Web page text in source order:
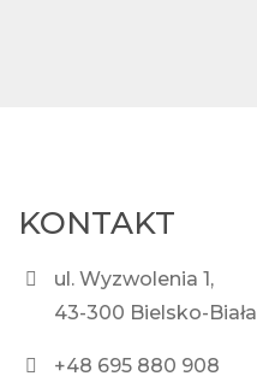
KONTAKT
ul. Wyzwolenia 1,
43-300 Bielsko-Biała
+48 695 880 908